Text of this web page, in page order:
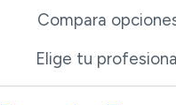
Compara
Elige tu